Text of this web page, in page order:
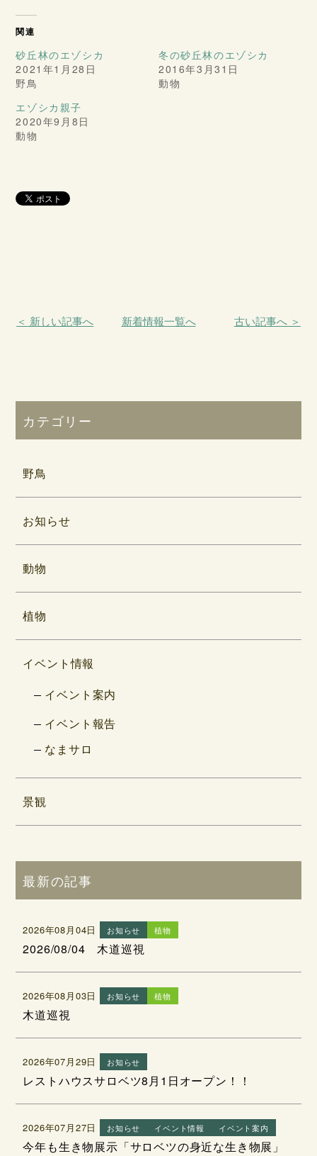
関連
砂丘林のエゾシカ
2021年1月28日
野鳥
冬の砂丘林のエゾシカ
2016年3月31日
動物
エゾシカ親子
2020年9月8日
動物
＜ 新しい記事へ 新着情報一覧へ 古い記事へ ＞
カテゴリー
野鳥
お知らせ
動物
植物
イベント情報
イベント案内
イベント報告
なまサロ
景観
最新の記事
2026年08月04日 お知らせ 植物
2026/08/04 木道巡視
2026年08月03日 お知らせ 植物
木道巡視
2026年07月29日 お知らせ
レストハウスサロベツ8月1日オープン！！
2026年07月27日 お知らせ イベント情報 イベント案内
今年も生き物展示「サロベツの身近な生き物展」